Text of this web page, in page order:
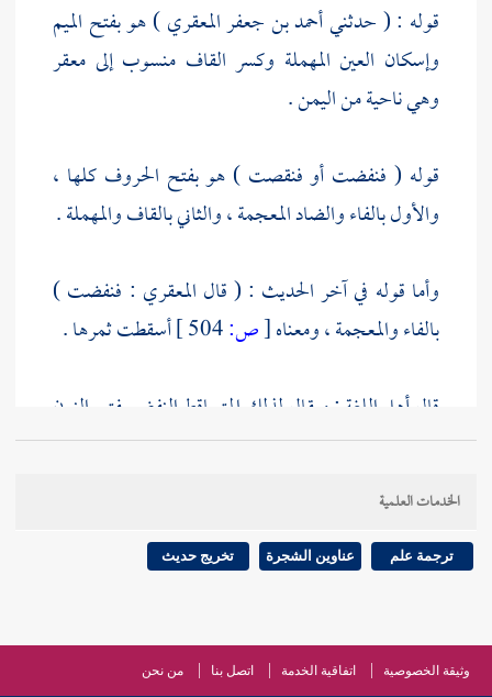
قوله : ( حدثنيأحمد بن جعفر المعقري) هو بفتح الميم
وإسكان العين المهملة وكسر القاف منسوب إلى معقر
وهي ناحية مناليمن.
قوله ( فنفضت أو فنقصت ) هو بفتح الحروف كلها ،
والأول بالفاء والضاد المعجمة ، والثاني بالقاف والمهملة .
وأما قوله في آخر الحديث : ( قال المعقري : فنفضت )
بالفاء والمعجمة ، ومعناه[ص:
أسقطت ثمرها .
قال أهل اللغة : ويقال لذلك المتساقط النفض بفتح النون
والفاء بمعنى المنفوض ، كالخبط بمعنى المخبوط .
وأنفض القوم فني زادهم .
الخدمات العلمية
ترجمة علم عناوين الشجرة تخريج حديث
وثيقة الخصوصية اتفاقية الخدمة اتصل بنا من نحن